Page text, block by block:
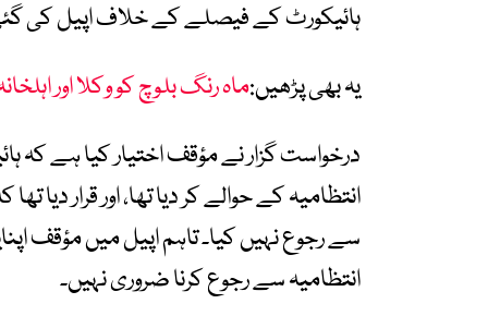
ہائیکورٹ کے فیصلے کے خلاف اپیل کی
یہ بھی پڑھیں:ماہ رنگ بلوچ کو وکلا اور
درخواست گزار نے مؤقف اختیار کیا ہے کہ
انتظامیہ کے حوالے کر دیا تھا، اور قرار دیا
سے رجوع نہیں کیا۔ تاہم اپیل میں مؤقف
انتظامیہ سے رجوع کرنا ضروری نہیں۔